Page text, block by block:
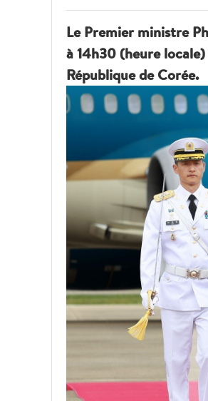
Le Premier ministre
à 14h30 (heure
République de Corée.